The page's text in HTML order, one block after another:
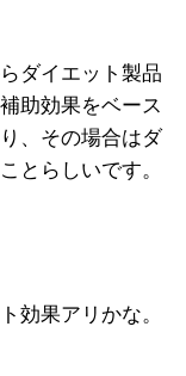
ダイエット製品
助効果をベース
、その場合はダ
とらしいです。
効果アリかな。